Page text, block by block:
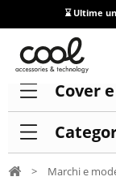
⌛ Ultime
Cover
> Marchi e